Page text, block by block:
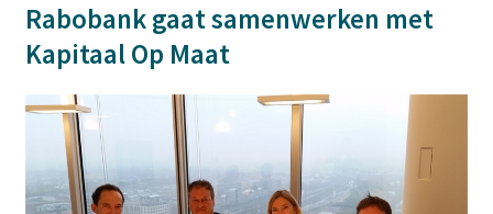
Rabobank gaat samenwerken met
Kapitaal Op Maat